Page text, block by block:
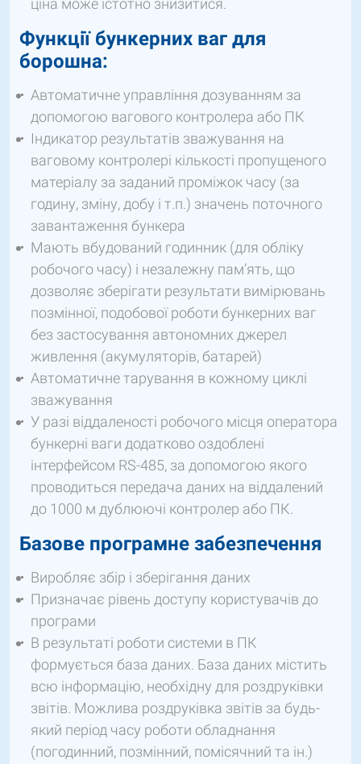
ціна може істотно знизитися.
Функції бункерних ваг для
борошна:
Автоматичне управління дозуванням за
допомогою вагового контролера або ПК
Індикатор результатів зважування на
ваговому контролері кількості пропущеного
матеріалу за заданий проміжок часу (за
годину, зміну, добу і т.п.) значень поточного
завантаження бункера
Мають вбудований годинник (для обліку
робочого часу) і незалежну пам’ять, що
дозволяє зберігати результати вимірювань
позмінної, подобової роботи бункерних ваг
без застосування автономних джерел
живлення (акумуляторів, батарей)
Автоматичне тарування в кожному циклі
зважування
У разі віддаленості робочого місця оператора
бункерні ваги додатково оздоблені
інтерфейсом RS-485, за допомогою якого
проводиться передача даних на віддалений
до 1000 м дублюючі контролер або ПК.
Базове програмне забезпечення
Виробляє збір і зберігання даних
Призначає рівень доступу користувачів до
програми
В результаті роботи системи в ПК
формується база даних. База даних містить
всю інформацію, необхідну для роздруківки
звітів. Можлива роздруківка звітів за будь-
який період часу роботи обладнання
(погодинний, позмінний, помісячний та ін.)